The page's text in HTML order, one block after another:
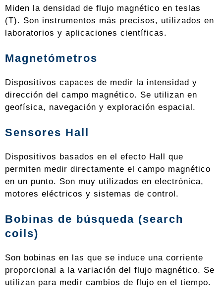
Miden la densidad de flujo magnético en teslas
(T). Son instrumentos más precisos, utilizados en
laboratorios y aplicaciones científicas.
Magnetómetros
Dispositivos capaces de medir la intensidad y
dirección del campo magnético. Se utilizan en
geofísica, navegación y exploración espacial.
Sensores Hall
Dispositivos basados en el efecto Hall que
permiten medir directamente el campo magnético
en un punto. Son muy utilizados en electrónica,
motores eléctricos y sistemas de control.
Bobinas de búsqueda (search
coils)
Son bobinas en las que se induce una corriente
proporcional a la variación del flujo magnético. Se
utilizan para medir cambios de flujo en el tiempo.